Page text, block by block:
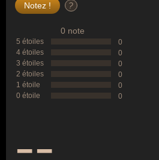
?
0 note
5 étoiles
0
4 étoiles
0
3 étoiles
0
2 étoiles
0
1 étoile
0
0 étoile
0
--